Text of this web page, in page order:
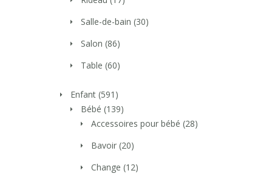
Salle-de-bain (30)
Salon (86)
Table (60)
Enfant (591)
Bébé (139)
Accessoires pour bébé (28)
Bavoir (20)
Change (12)